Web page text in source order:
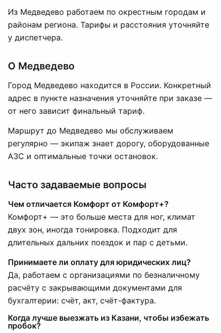
Из Медведево работаем по окрестным городам и
районам региона. Тарифы и расстояния уточняйте
у диспетчера.
О Медведево
Город Медведево находится в России. Конкретный
адрес в пункте назначения уточняйте при заказе —
от него зависит финальный тариф.
Маршрут до Медведево мы обслуживаем
регулярно — экипаж знает дорогу, оборудованные
АЗС и оптимальные точки остановок.
Часто задаваемые вопросы
Чем отличается Комфорт от Комфорт+?
Комфорт+ — это больше места для ног, климат
двух зон, иногда тонировка. Подходит для
длительных дальних поездок и пар с детьми.
Принимаете ли оплату для юридических лиц?
Да, работаем с организациями по безналичному
расчёту с закрывающими документами для
бухгалтерии: счёт, акт, счёт-фактура.
Когда лучше выезжать из Казани, чтобы избежать
пробок?